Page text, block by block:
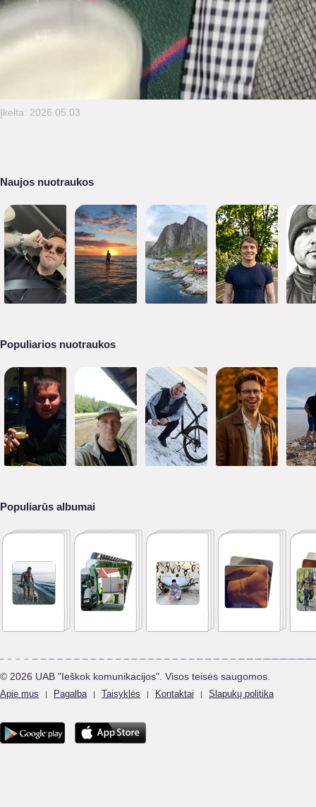
Įkelta: 2026.05.03
Naujos nuotraukos
Populiarios nuotraukos
Populiarūs albumai
© 2026 UAB "Ieškok komunikacijos". Visos teisės saugomos.
Apie mus | Pagalba | Taisyklės | Kontaktai | Slapukų politika